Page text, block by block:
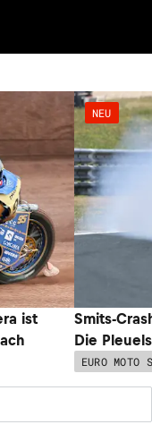
ist
NEU
Smits-
Die
EURO MOTO